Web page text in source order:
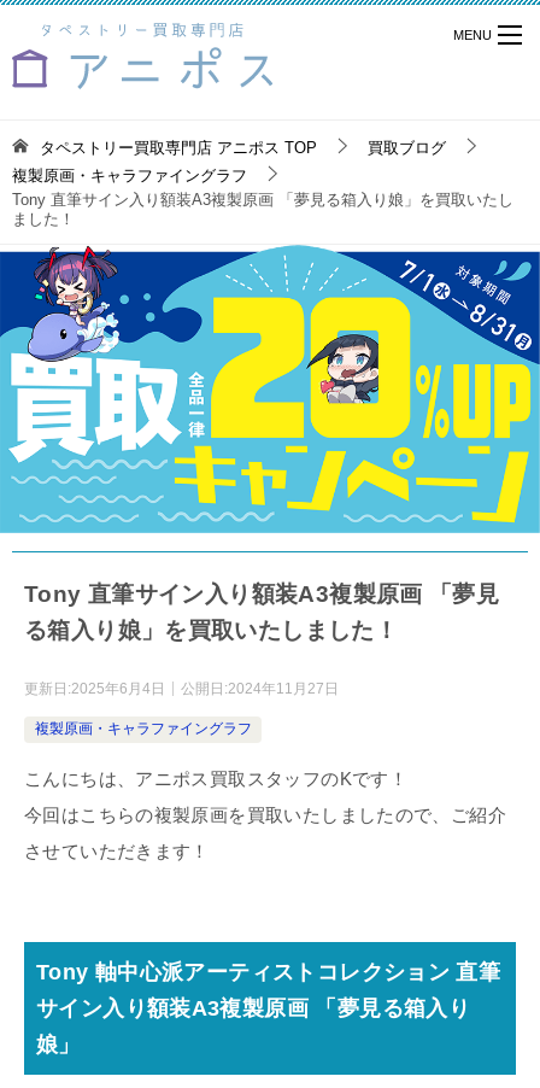
タペストリー買取専門店 アニポス TOP
買取ブログ
複製原画・キャラファイングラフ
Tony 直筆サイン入り額装A3複製原画 「夢見る箱入り娘」を買取いたし
ました！
Tony 直筆サイン入り額装A3複製原画 「夢見
る箱入り娘」を買取いたしました！
更新日:2025年6月4日 公開日:2024年11月27日
複製原画・キャラファイングラフ
こんにちは、アニポス買取スタッフのKです！
今回はこちらの複製原画を買取いたしましたので、ご紹介
させていただきます！
Tony 軸中心派アーティストコレクション 直筆
サイン入り額装A3複製原画 「夢見る箱入り
娘」